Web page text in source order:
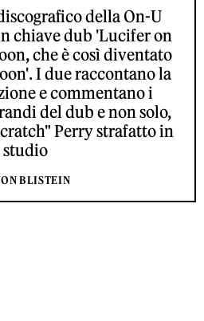
della On-U
chiave dub 'Lucifer on
che è così diventato
I due raccontano la
e commentano i
del dub e non solo,
Perry strafatto in
studio
BLISTEIN